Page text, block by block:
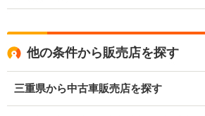
他の条件から販売店を探す
三重県から中古車販売店を探す